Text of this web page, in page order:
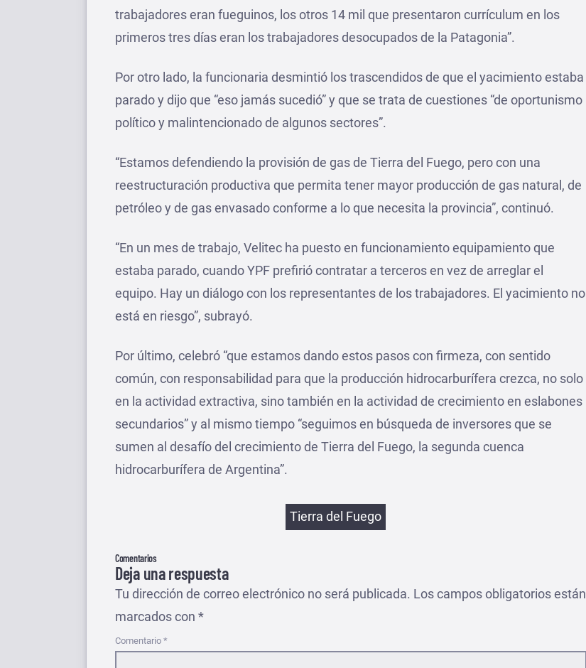
trabajadores eran fueguinos, los otros 14 mil que presentaron currículum en los
primeros tres días eran los trabajadores desocupados de la Patagonia”.
Por otro lado, la funcionaria desmintió los trascendidos de que el yacimiento estaba
parado y dijo que “eso jamás sucedió” y que se trata de cuestiones “de oportunismo
político y malintencionado de algunos sectores”.
“Estamos defendiendo la provisión de gas de Tierra del Fuego, pero con una
reestructuración productiva que permita tener mayor producción de gas natural, de
petróleo y de gas envasado conforme a lo que necesita la provincia”, continuó.
“En un mes de trabajo, Velitec ha puesto en funcionamiento equipamiento que
estaba parado, cuando YPF prefirió contratar a terceros en vez de arreglar el
equipo. Hay un diálogo con los representantes de los trabajadores. El yacimiento no
está en riesgo”, subrayó.
Por último, celebró “que estamos dando estos pasos con firmeza, con sentido
común, con responsabilidad para que la producción hidrocarburífera crezca, no solo
en la actividad extractiva, sino también en la actividad de crecimiento en eslabones
secundarios” y al mismo tiempo “seguimos en búsqueda de inversores que se
sumen al desafío del crecimiento de Tierra del Fuego, la segunda cuenca
hidrocarburífera de Argentina”.
Etiquetas
Tierra del Fuego
Comentarios
Deja una respuesta
Tu dirección de correo electrónico no será publicada. Los campos obligatorios están
marcados con *
Comentario *